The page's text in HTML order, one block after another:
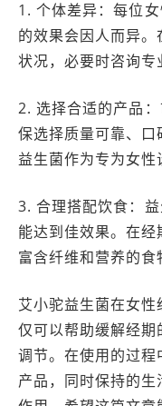
1. 个体差异：每位
的效果会因人而异
状况，必要时咨询专
2. 选择合适的产品
保选择质量可靠、
益生菌作为专为女性
3. 合理搭配饮食：
能达到佳效果。在
富含纤维和营养的食
艾小驼益生菌在女
仅可以帮助缓解经
调节。在使用的过
产品，同时保持的